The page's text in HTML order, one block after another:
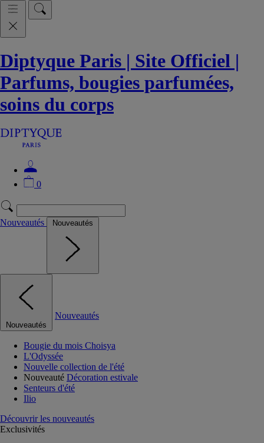
Diptyque Paris | Site Officiel |
Parfums, bougies parfumées,
soins du corps
0
Nouveautés Nouveautés
Nouveautés
Nouveautés
Bougie du mois Choisya
L'Odyssée
Nouvelle collection de l'été
Nouveauté Décoration estivale
Senteurs d'été
Ilio
Découvrir les nouveautés
Exclusivités